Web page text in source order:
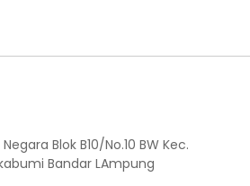
Blok B10/No.10 BW Kec.
Bandar LAmpung